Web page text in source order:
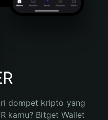
dompet kripto yang
kamu? Bitget Wallet